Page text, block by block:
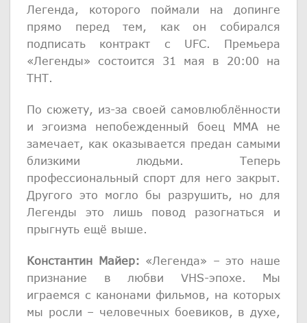
Легенда, которого поймали на допинге
прямо перед тем, как он собирался
подписать контракт с UFC. Премьера
«Легенды» состоится 31 мая в 20:00 на
ТНТ.
По сюжету, из-за своей самовлюблённости
и эгоизма непобежденный боец ММА не
замечает, как оказывается предан самыми
близкими людьми. Теперь
профессиональный спорт для него закрыт.
Другого это могло бы разрушить, но для
Легенды это лишь повод разогнаться и
прыгнуть ещё выше.
Константин Майер: «Легенда» – это наше
признание в любви VHS-эпохе. Мы
играемся с канонами фильмов, на которых
мы росли – человечных боевиков, в духе,